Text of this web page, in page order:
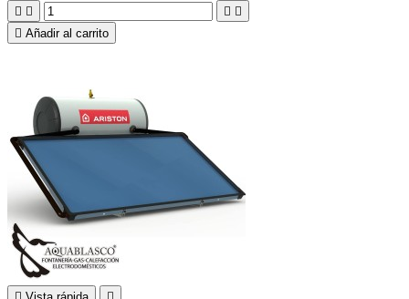
   
 Añadir al carrito